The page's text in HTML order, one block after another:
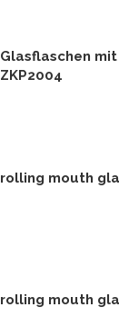
Glasflaschen
ZKP2004
rolling mouth
rolling mouth